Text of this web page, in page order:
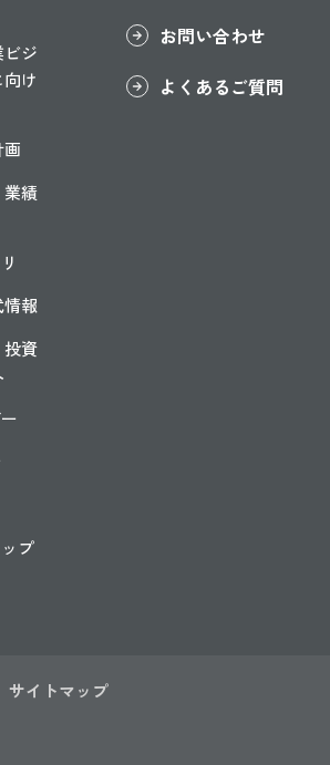
ビジ
け
業績
報
投資
プ
お問い合わせ
よくあるご質問
サイトマップ